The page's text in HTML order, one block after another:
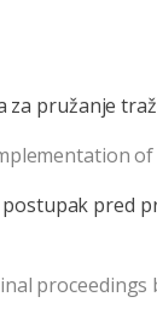
pružanje
pred